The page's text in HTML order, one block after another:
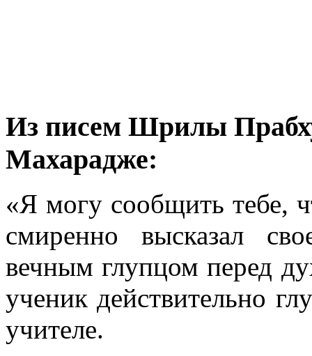
Из писем Шрилы
Махарадже:
«Я могу сообщить тебе,
смиренно высказал
вечным глупцом перед
ученик действительно
учителе.